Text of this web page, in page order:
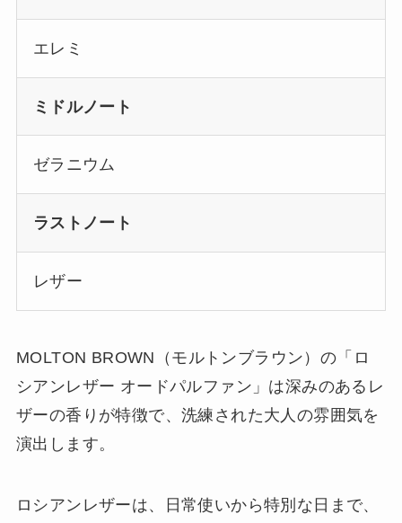
エレミ
ミドルノート
ゼラニウム
ラストノート
レザー
MOLTON BROWN（モルトンブラウン）の「ロ
シアンレザー オードパルファン」は深みのあるレ
ザーの香りが特徴で、洗練された大人の雰囲気を
演出します。
ロシアンレザーは、日常使いから特別な日まで、